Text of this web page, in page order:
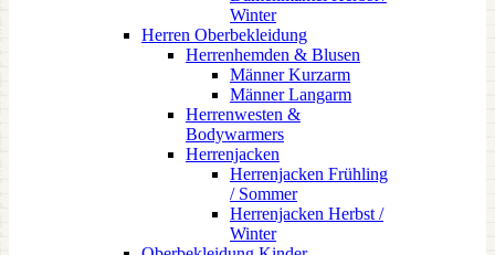
Winter
Herren Oberbekleidung
Herrenhemden & Blusen
Männer Kurzarm
Männer Langarm
Herrenwesten &
Bodywarmers
Herrenjacken
Herrenjacken Frühling
/ Sommer
Herrenjacken Herbst /
Winter